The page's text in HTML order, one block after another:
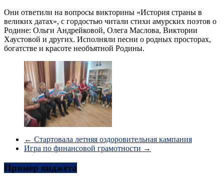
Они ответили на вопросы викторины «История страны в
великих датах», с гордостью читали стихи амурских поэтов о
Родине: Ольги Андрейковой, Олега Маслова, Виктории
Хаустовой и других. Исполняли песни о родных просторах,
богатстве и красоте необъятной Родины.
← Стартовала летняя оздоровительная кампания
Игра по финансовой грамотности →
Пример виджета